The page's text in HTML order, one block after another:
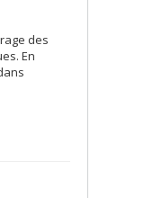
des
En